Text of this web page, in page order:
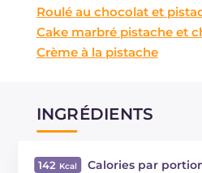
Roulé au chocolat et
Cake marbré pistache et
Crème à la pistache
INGRÉDIENTS
142 Calories par